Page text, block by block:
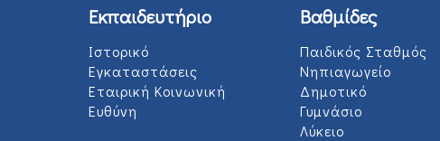
Εκπαιδευτήριο
Ιστορικό
Εγκαταστάσεις
Εταιρική Κοινωνική
Ευθύνη
Βαθμίδες
Παιδικός Σταθμός
Νηπιαγωγείο
Δημοτικό
Γυμνάσιο
Λύκειο